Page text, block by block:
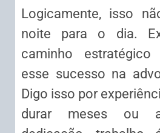
Logicamente, isso
noite para o dia.
caminho
esse sucesso na
Digo isso por
durar meses ou